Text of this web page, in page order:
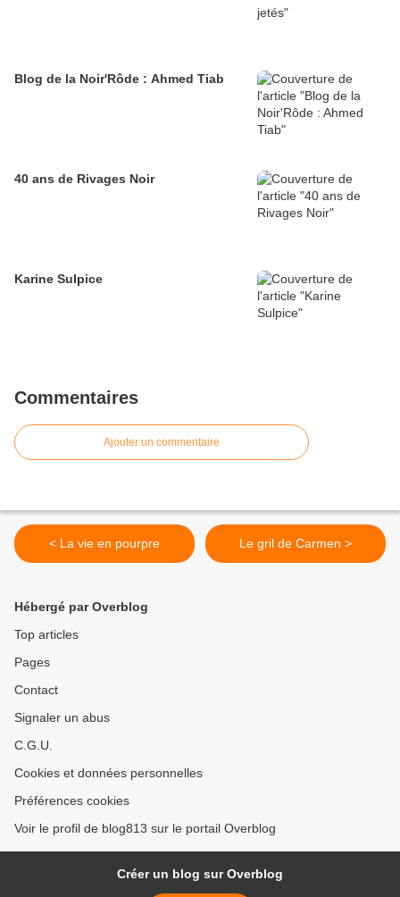
Blog de la Noir'Rôde : Ahmed Tiab
40 ans de Rivages Noir
Karine Sulpice
Commentaires
Ajouter un commentaire
< La vie en pourpre Le gril de Carmen >
Hébergé par Overblog
Top articles
Pages
Contact
Signaler un abus
C.G.U.
Cookies et données personnelles
Préférences cookies
Voir le profil de blog813 sur le portail Overblog
Créer un blog sur Overblog